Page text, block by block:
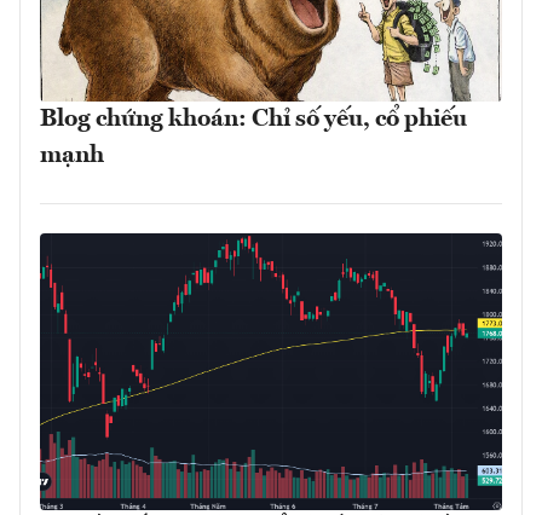
Blog chứng khoán: Chỉ số yếu, cổ phiếu
mạnh